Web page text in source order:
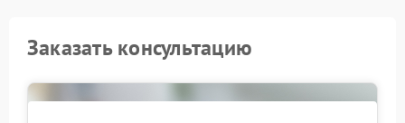
Заказать консультацию